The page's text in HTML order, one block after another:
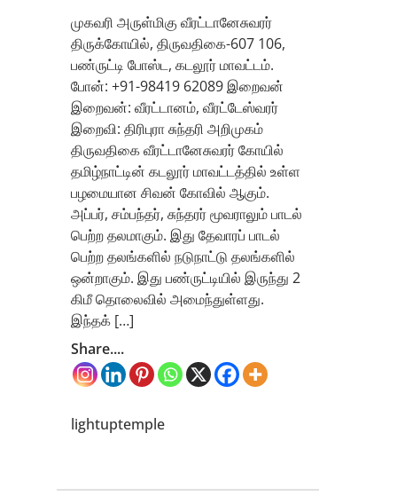
முகவரி அருள்மிகு வீரட்டானேசுவரர்
திருக்கோயில், திருவதிகை-607 106,
பண்ருட்டி போஸ்ட, கடலூர் மாவட்டம்.
போன்: +91-98419 62089 இறைவன்
இறைவன்: வீரட்டானம், வீரட்டேஸ்வரர்
இறைவி: திரிபுரா சுந்தரி அறிமுகம்
திருவதிகை வீரட்டானேசுவரர் கோயில்
தமிழ்நாட்டின் கடலூர் மாவட்டத்தில் உள்ள
பழமையான சிவன் கோவில் ஆகும்.
அப்பர், சம்பந்தர், சுந்தரர் மூவராலும் பாடல்
பெற்ற தலமாகும். இது தேவாரப் பாடல்
பெற்ற தலங்களில் நடுநாட்டு தலங்களில்
ஒன்றாகும். இது பண்ருட்டியில் இருந்து 2
கிமீ தொலைவில் அமைந்துள்ளது.
இந்தக் […]
Share....
lightuptemple